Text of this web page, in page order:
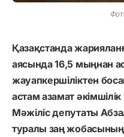
Қазақстанда
аясында 16,5 мыңнан
жауапкершіліктен
астам азамат
Мәжіліс депутаты
туралы заң жобасының